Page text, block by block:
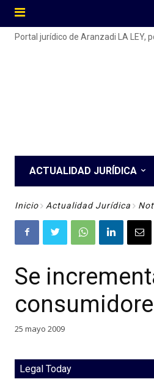
Portal jurídico de Aranzadi LA LEY,
ACTUALIDAD JURÍDICA
Inicio Actualidad Jurídica
Se
25 mayo 2009
Legal Today